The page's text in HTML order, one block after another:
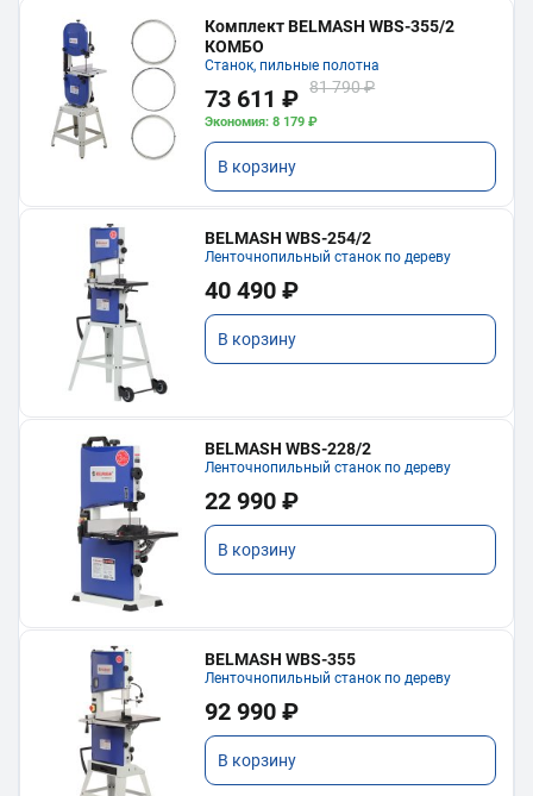
Комплект BELMASH WBS-355/2
КОМБО
Станок, пильные полотна
73 611 ₽ 81 790 ₽
Экономия: 8 179 ₽
В корзину
BELMASH WBS-254/2
Ленточнопильный станок по дереву
40 490 ₽
В корзину
BELMASH WBS-228/2
Ленточнопильный станок по дереву
22 990 ₽
В корзину
BELMASH WBS-355
Ленточнопильный станок по дереву
92 990 ₽
В корзину